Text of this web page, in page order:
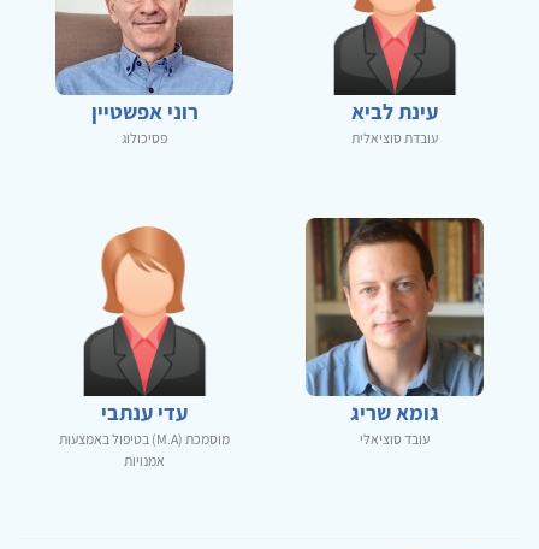
עינת לביא
עובדת סוציאלית
רוני אפשטיין
פסיכולוג
גומא שריג
עובד סוציאלי
עדי ענתבי
מוסמכת (M.A) בטיפול באמצעות
אמנויות